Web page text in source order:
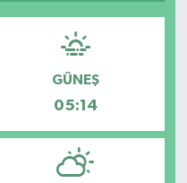
GÜNEŞ
05:14